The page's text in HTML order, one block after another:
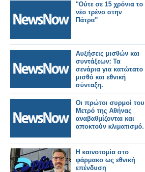
"Ούτε σε 15 χρόνια το
νέο τρένο στην
Πάτρα"
Αυξήσεις μισθών και
συντάξεων: Τα
σενάρια για κατώτατο
μισθό και εθνική
σύνταξη.
Οι πρώτοι συρμοί του
Μετρό της Αθήνας
αναβαθμίζονται και
αποκτούν κλιματισμό.
Η καινοτομία στο
φάρμακο ως εθνική
επένδυση